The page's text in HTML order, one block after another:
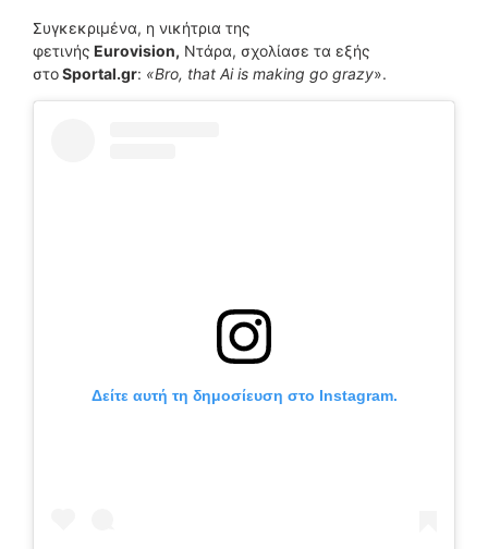
Συγκεκριμένα, η νικήτρια της
φετινής Eurovision, Ντάρα, σχολίασε τα εξής
στοSportal.gr: «Bro, that Ai is making go grazy».
Δείτε αυτή τη δημοσίευση στο Instagram.